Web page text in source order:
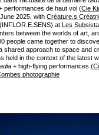
+ performances de haut vol (Cie
2025, withCréature.s
atLes
between the worlds of art,
people came together to
shared approach to space and
held in the context of the latest
+ high-flying performances (
photographie